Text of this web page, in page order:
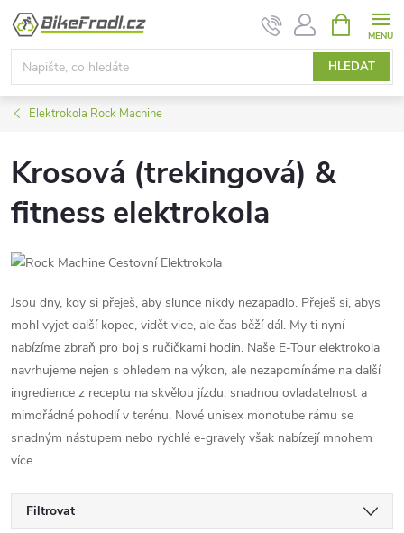
Přejít
obsah
HLEDAT
NÁKUPNÍ
KOŠÍK
Elektrokola Rock Machine
Krosová (trekingová) &
fitness elektrokola
Jsou dny, kdy si přeješ, aby slunce nikdy nezapadlo. Přeješ si, abys
mohl vyjet další kopec, vidět vice, ale čas běží dál. My ti nyní
nabízíme zbraň pro boj s ručičkami hodin. Naše E-Tour elektrokola
navrhujeme nejen s ohledem na výkon, ale nezapomínáme na další
ingredience z receptu na skvělou jízdu: snadnou ovladatelnost a
mimořádné pohodlí v terénu. Nové unisex monotube rámu se
snadným nástupem nebo rychlé e-gravely však nabízejí mnohem
více.
Filtrovat